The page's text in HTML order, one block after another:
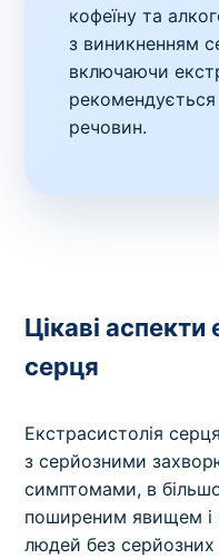
кофеїну та
з виникненням
включаючи
речовин.
Цікаві аспекти
серця
Екстрасистолія
з серйозними
симптомами, в
поширеним явищем і
людей без серйозних